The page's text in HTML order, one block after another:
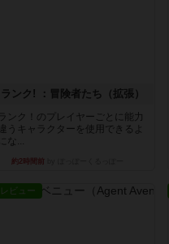
ランク! ：冒険者たち（拡張）
ンク！のプレイヤーごとに能力
うキャラクターを使用できるよ
な...
約2時間前
レビュー